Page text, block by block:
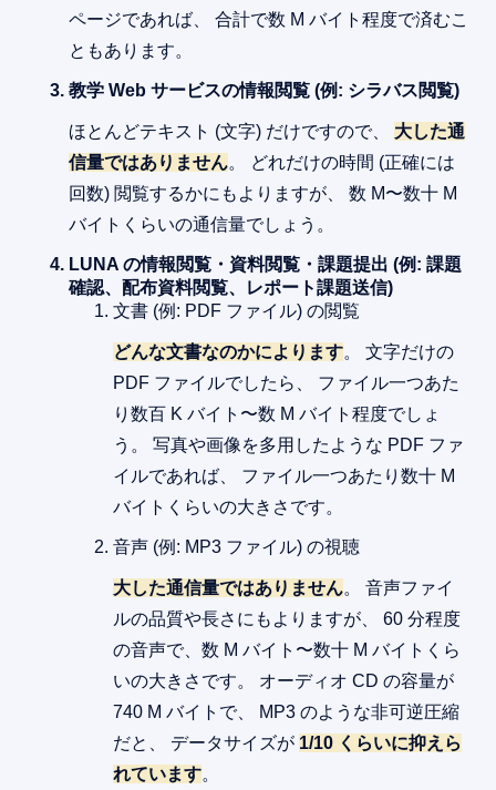
ページであれば、 合計で数 M バイト程度で済むこ
ともあります。
教学 Web サービスの情報閲覧 (例: シラバス閲覧)
ほとんどテキスト (文字) だけですので、 大した通
信量ではありません。 どれだけの時間 (正確には
回数) 閲覧するかにもよりますが、 数 M〜数十 M
バイトくらいの通信量でしょう。
LUNA の情報閲覧・資料閲覧・課題提出 (例: 課題
確認、配布資料閲覧、レポート課題送信)
文書 (例: PDF ファイル) の閲覧
どんな文書なのかによります。 文字だけの
PDF ファイルでしたら、 ファイル一つあた
り数百 K バイト〜数 M バイト程度でしょ
う。 写真や画像を多用したような PDF ファ
イルであれば、 ファイル一つあたり数十 M
バイトくらいの大きさです。
音声 (例: MP3 ファイル) の視聴
大した通信量ではありません。 音声ファイ
ルの品質や長さにもよりますが、 60 分程度
の音声で、数 M バイト〜数十 M バイトくら
いの大きさです。 オーディオ CD の容量が
740 M バイトで、 MP3 のような非可逆圧縮
だと、 データサイズが 1/10 くらいに抑えら
れています。